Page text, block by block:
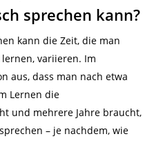
sprechen kann?
kann die Zeit, die man
variieren. Im
aus, dass man nach etwa
Lernen die
und mehrere Jahre braucht,
– je nachdem, wie